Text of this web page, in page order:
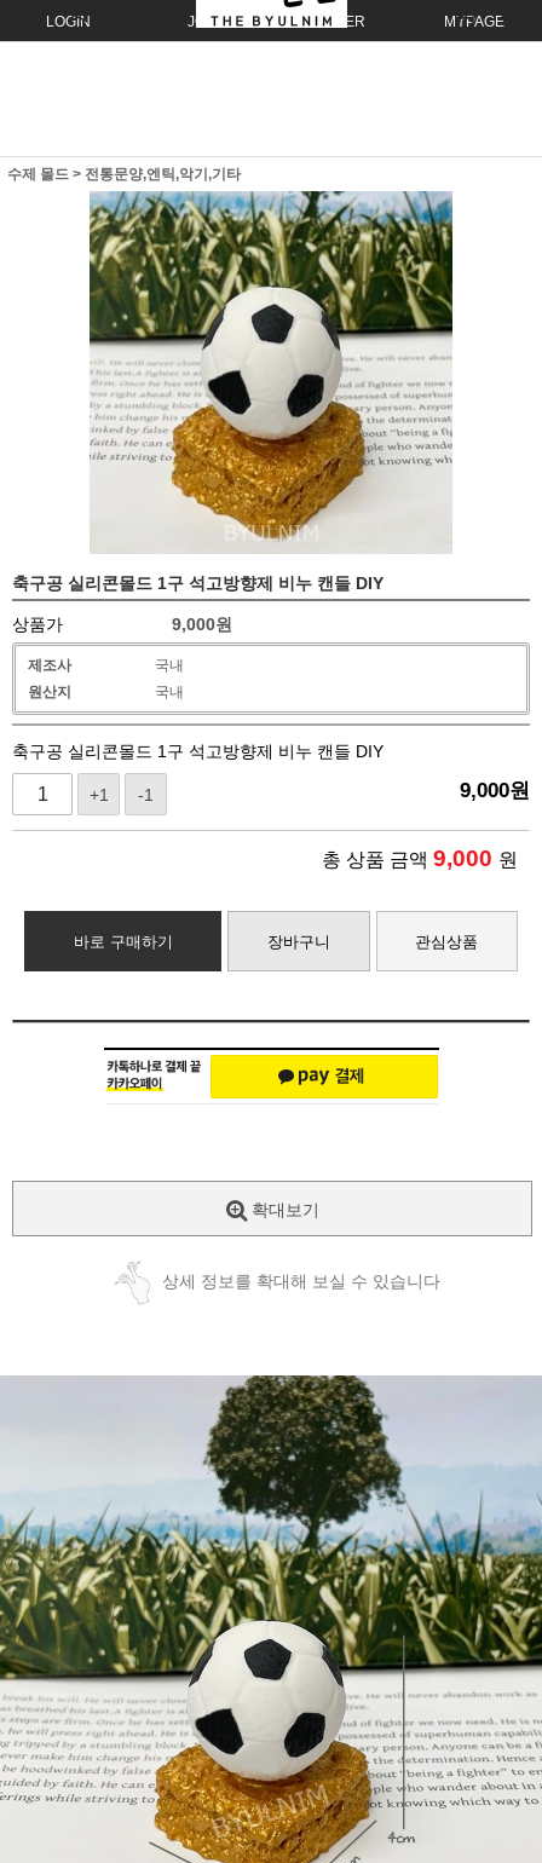
LOGIN JOIN ORDER MYPAGE
수제 몰드 > 전통문양,엔틱,악기,기타
축구공 실리콘몰드 1구 석고방향제 비누 캔들 DIY
상품가 9,000원
제조사
국내
원산지
국내
축구공 실리콘몰드 1구 석고방향제 비누 캔들 DIY
+1 -1 9,000원
총 상품 금액 9,000 원
바로 구매하기 장바구니 관심상품
확대보기
상세 정보를 확대해 보실 수 있습니다